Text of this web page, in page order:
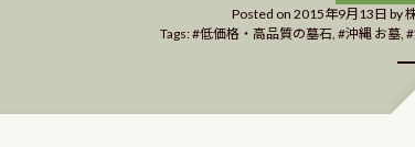
Posted on 2015年9月13日 by
Tags: 低価格・高品質の墓石, 沖縄 お墓,